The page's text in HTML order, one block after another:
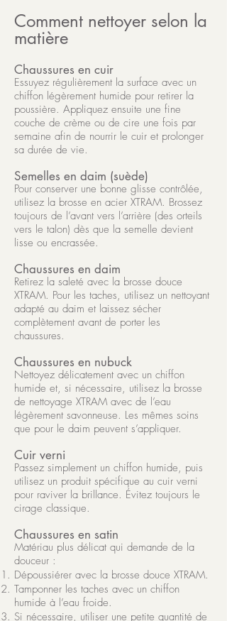
Comment nettoyer selon la
matière
Chaussures en cuir
Essuyez régulièrement la surface avec un
chiffon légèrement humide pour retirer la
poussière. Appliquez ensuite une fine
couche de crème ou de cire une fois par
semaine afin de nourrir le cuir et prolonger
sa durée de vie.
Semelles en daim (suède)
Pour conserver une bonne glisse contrôlée,
utilisez la brosse en acier XTRAM. Brossez
toujours de l’avant vers l’arrière (des orteils
vers le talon) dès que la semelle devient
lisse ou encrassée.
Chaussures en daim
Retirez la saleté avec la brosse douce
XTRAM. Pour les taches, utilisez un nettoyant
adapté au daim et laissez sécher
complètement avant de porter les
chaussures.
Chaussures en nubuck
Nettoyez délicatement avec un chiffon
humide et, si nécessaire, utilisez la brosse
de nettoyage XTRAM avec de l’eau
légèrement savonneuse. Les mêmes soins
que pour le daim peuvent s’appliquer.
Cuir verni
Passez simplement un chiffon humide, puis
utilisez un produit spécifique au cuir verni
pour raviver la brillance. Évitez toujours le
cirage classique.
Chaussures en satin
Matériau plus délicat qui demande de la
douceur :
Dépoussiérer avec la brosse douce XTRAM.
Tamponner les taches avec un chiffon
humide à l’eau froide.
Si nécessaire, utiliser une petite quantité de